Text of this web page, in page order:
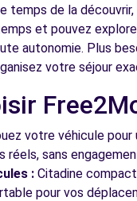
temps de la
et pouvez
autonomie. Plus
votre séjour
votre véhicule pour
réels, sans
: Citadine
pour vos